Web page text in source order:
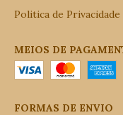
Politica de Privacidade
MEIOS DE
FORMAS DE ENVIO